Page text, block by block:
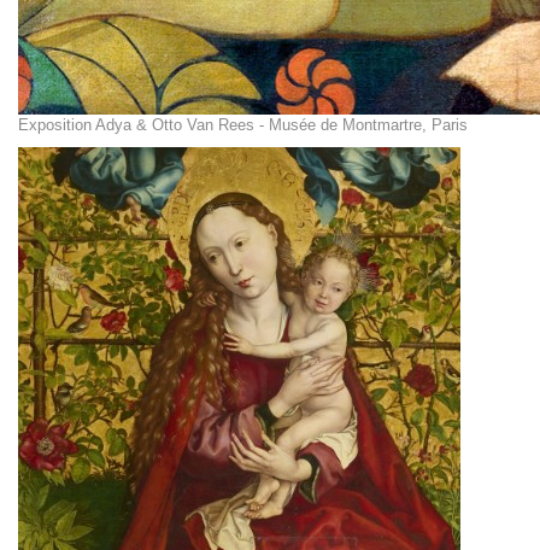
Exposition Adya & Otto Van Rees - Musée de Montmartre, Paris